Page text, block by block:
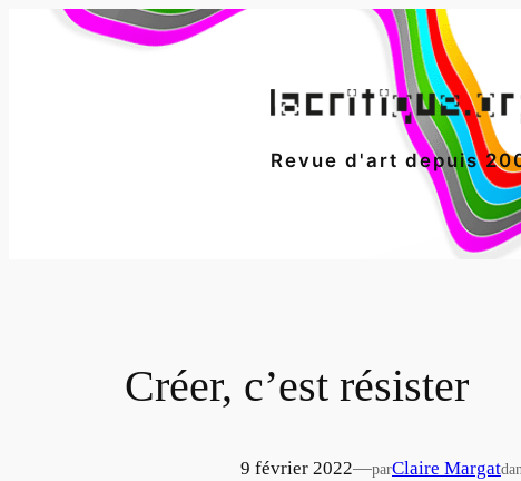
Revue d'art depuis
Créer, c’est résister
9 février 2022—parClaire Margat